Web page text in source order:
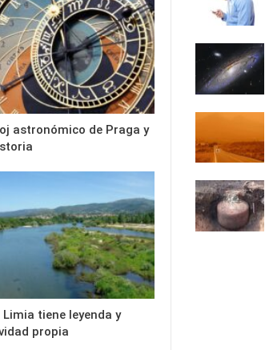
astronómico de Praga y
Limia tiene leyenda y
propia